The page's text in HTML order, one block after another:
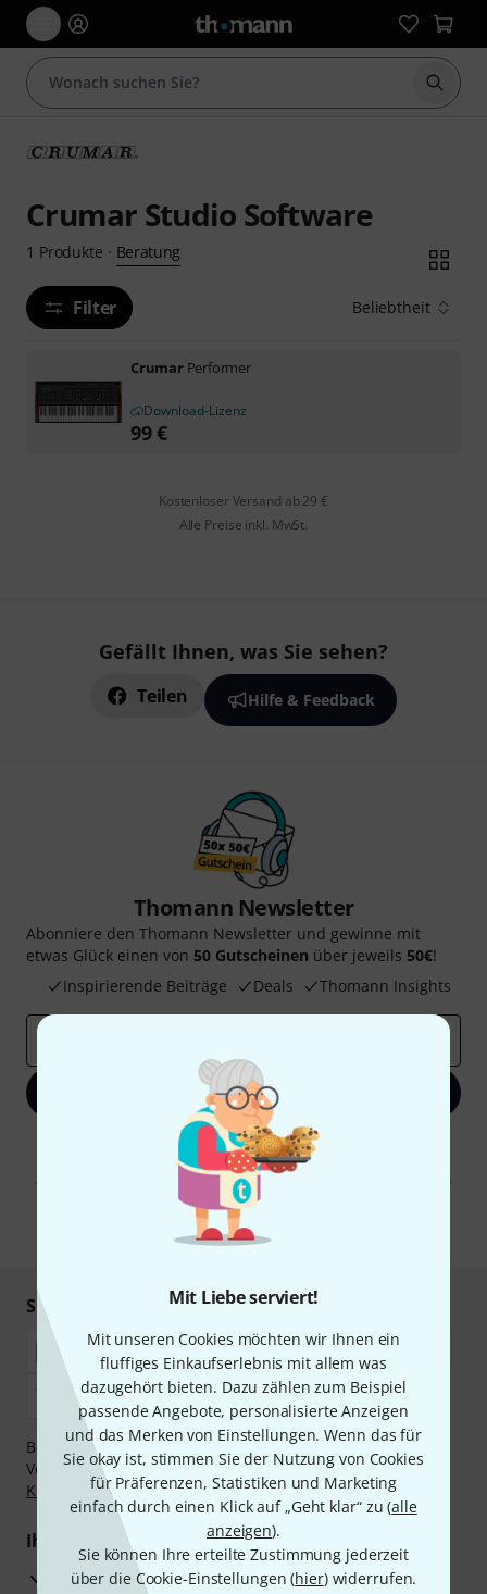
Mit Liebe serviert!
Mit unseren Cookies möchten wir Ihnen ein
fluffiges Einkaufserlebnis mit allem was
dazugehört bieten. Dazu zählen zum Beispiel
passende Angebote, personalisierte Anzeigen
und das Merken von Einstellungen. Wenn das für
Sie okay ist, stimmen Sie der Nutzung von Cookies
für Präferenzen, Statistiken und Marketing
einfach durch einen Klick auf „Geht klar“ zu (alle
anzeigen).
Sie können Ihre erteilte Zustimmung jederzeit
über die Cookie-Einstellungen (hier) widerrufen.
Suche
Crumar Studio Software
1 Produkte · Beratung
Filter Beliebtheit
Crumar Performer
Download-Lizenz
99€
Kostenloser Versand ab 29 €
Alle Preise inkl. MwSt.
Gefällt Ihnen, was Sie sehen?
Teilen Hilfe & Feedback
Thomann Newsletter
Abonniere den Thomann Newsletter und gewinne mit
etwas Glück einen von 50 Gutscheinen über jeweils 50€!
Inspirierende Beiträge
Deals Thomann Insights
Jetzt anmelden
Mit Klick auf „Jetzt anmelden“ stimmen Sie dem Erhalt von E-Mail-
Werbung und einer Messung des E-Mail-Nutzungsverhaltens zu. Die
Abmeldung ist jederzeit möglich. Weitere Informationen finden Sie in
unseren
Datenschutzhinweisen
* Pflichtfeld
Sicher einkaufen & bezahlen
Bezahlen Sie vertraulich und sicher per Nachnahme,
Vorkasse, PayPal, Amazon Pay,Klarna Sofort bezahlen,
Klarna Ratenzahlungoder Kreditkarte.
Ihre Vorteile
3 Jahre Thomann Garantie